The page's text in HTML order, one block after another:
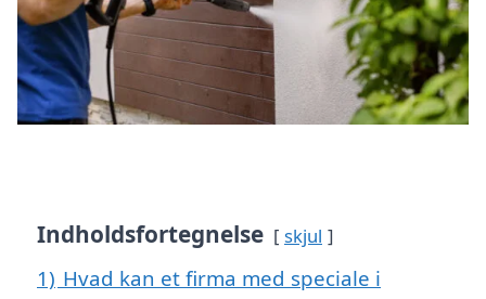
Indholdsfortegnelse skjul
1) Hvad kan et firma med speciale i